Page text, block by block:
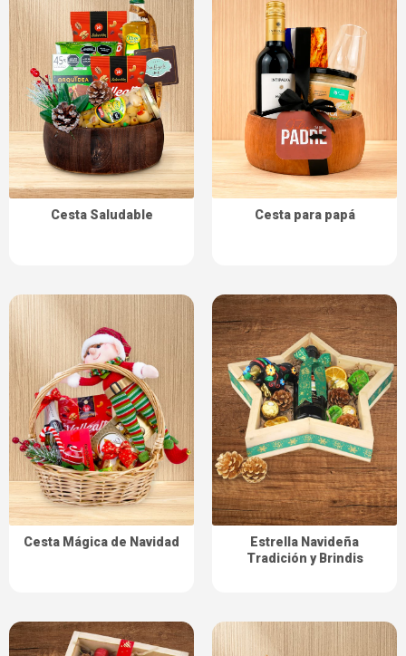
Cesta Saludable Cesta para papá
Cesta Mágica de Navidad
Estrella Navideña
Tradición y Brindis